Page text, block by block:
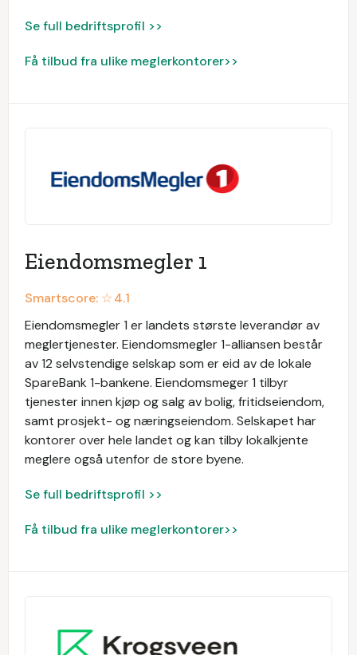
Se full bedriftsprofil >>
Få tilbud fra ulike meglerkontorer>>
Eiendomsmegler 1
Smartscore: ☆4.1
Eiendomsmegler 1 er landets største leverandør av
meglertjenester. Eiendomsmegler 1-alliansen består
av 12 selvstendige selskap som er eid av de lokale
SpareBank 1-bankene. Eiendomsmeger 1 tilbyr
tjenester innen kjøp og salg av bolig, fritidseiendom,
samt prosjekt- og næringseiendom. Selskapet har
kontorer over hele landet og kan tilby lokalkjente
meglere også utenfor de store byene.
Se full bedriftsprofil >>
Få tilbud fra ulike meglerkontorer>>